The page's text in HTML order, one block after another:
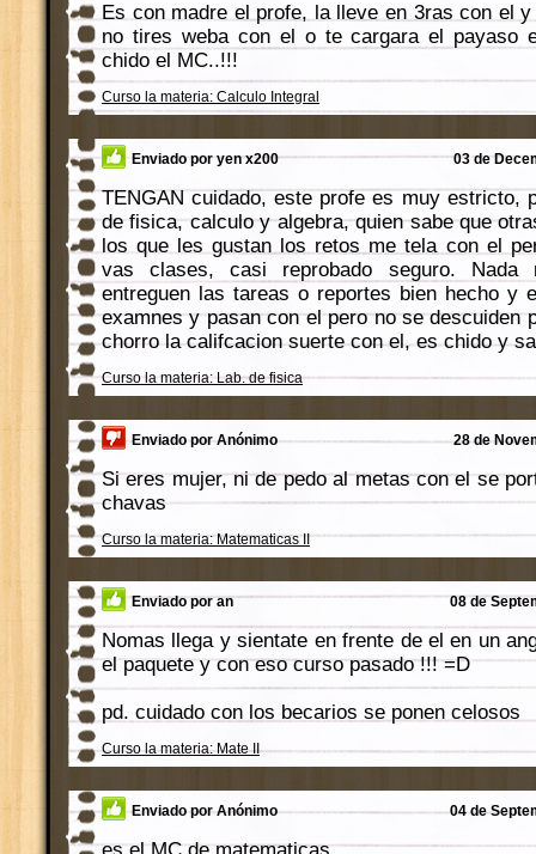
Es con madre el profe, la lleve en 3ras con el
no tires weba con el o te cargara el payaso
chido el MC..!!!
Curso la materia: Calculo Integral
Enviado por yen x200 03 de
TENGAN cuidado, este profe es muy estricto,
de fisica, calculo y algebra, quien sabe que
los que les gustan los retos me tela con el
vas clases, casi reprobado seguro. Nada
entreguen las tareas o reportes bien hecho y
examnes y pasan con el pero no se descuiden
chorro la califcacion suerte con el, es chido y
Curso la materia: Lab. de fisica
Enviado por Anónimo 28 de
Si eres mujer, ni de pedo al metas con el se
chavas
Curso la materia: Matematicas II
Enviado por an 08 de
Nomas llega y sientate en frente de el en un
el paquete y con eso curso pasado !!! =D
pd. cuidado con los becarios se ponen celosos
Curso la materia: Mate II
Enviado por Anónimo 04 de